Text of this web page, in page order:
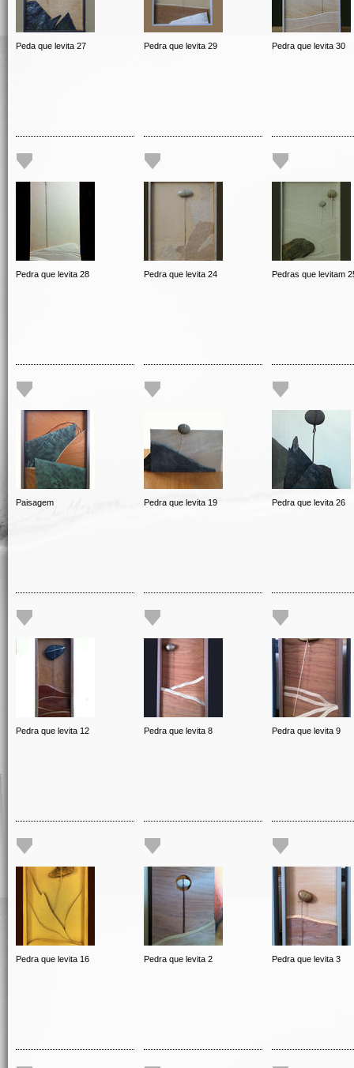
Peda que levita 27 Pedra que levita 29 Pedra que levita 30
Pedra que levita 28 Pedra que levita 24 Pedras que levitam
Paisagem Pedra que levita 19 Pedra que levita 26
Pedra que levita 12 Pedra que levita 8 Pedra que levita 9
Pedra que levita 16 Pedra que levita 2 Pedra que levita 3